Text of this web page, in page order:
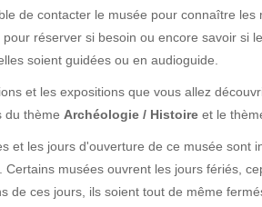
de contacter le musée pour connaître les
réserver si besoin ou encore savoir si
soient guidées ou en audioguide.
et les expositions que vous allez
du thème Archéologie / Histoire et le
et les jours d'ouverture de ce musée sont
Certains musées ouvrent les jours fériés,
de ces jours, ils soient tout de même